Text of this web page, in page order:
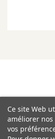
Ce site Web
améliorer
vos